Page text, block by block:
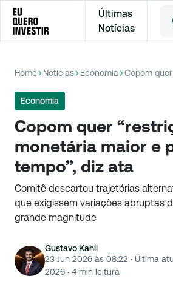
Últimas
Notícias
Home Notícias Economia
Economia
Copom quer
monetária maior e
tempo”, diz ata
Comitê descartou trajetórias
que exigissem variações abruptas
grande magnitude
Gustavo Kahil
23 Jun 2026 às 08:22 · Última
2026 · 4min leitura